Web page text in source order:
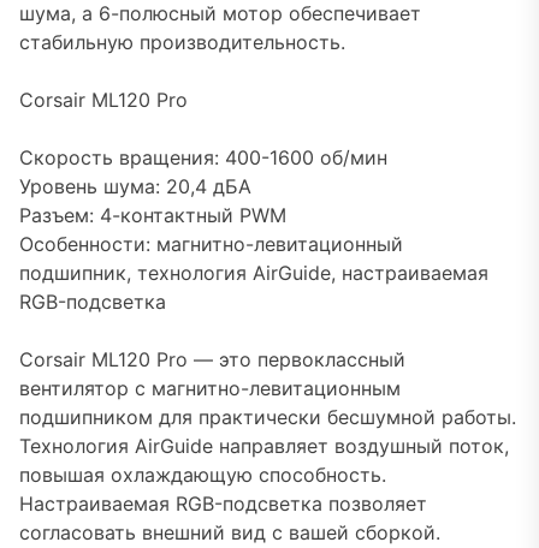
шума, а 6-полюсный мотор обеспечивает
стабильную производительность.
Corsair ML120 Pro
Скорость вращения: 400-1600 об/мин
Уровень шума: 20,4 дБА
Разъем: 4-контактный PWM
Особенности: магнитно-левитационный
подшипник, технология AirGuide, настраиваемая
RGB-подсветка
Corsair ML120 Pro — это первоклассный
вентилятор с магнитно-левитационным
подшипником для практически бесшумной работы.
Технология AirGuide направляет воздушный поток,
повышая охлаждающую способность.
Настраиваемая RGB-подсветка позволяет
согласовать внешний вид с вашей сборкой.